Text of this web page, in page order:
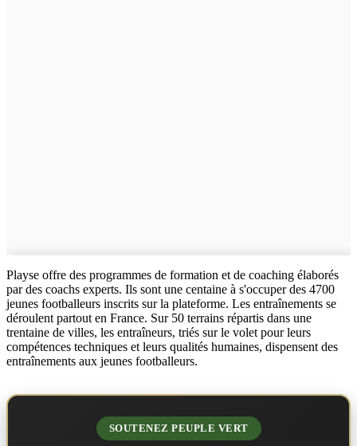
Playse offre des programmes de formation et de coaching élaborés
par des coachs experts. Ils sont une centaine à s'occuper des 4700
jeunes footballeurs inscrits sur la plateforme. Les entraînements se
déroulent partout en France. Sur 50 terrains répartis dans une
trentaine de villes, les entraîneurs, triés sur le volet pour leurs
compétences techniques et leurs qualités humaines, dispensent des
entraînements aux jeunes footballeurs.
SOUTENEZ PEUPLE VERT